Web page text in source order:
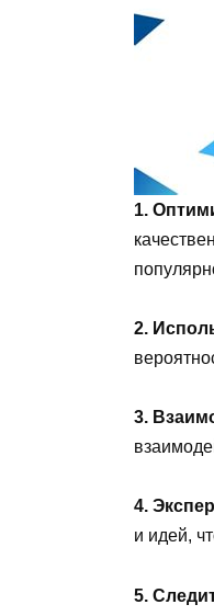
1.
2.
3.
4.
и идей,
5.